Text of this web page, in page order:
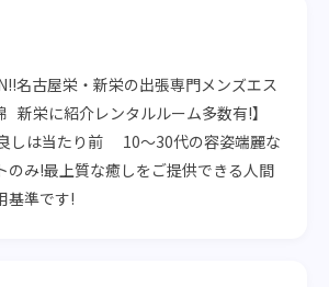
名古屋栄・新栄の出張専門メンズエス
のみ!最上質な癒しをご提供できる人間
基準です!